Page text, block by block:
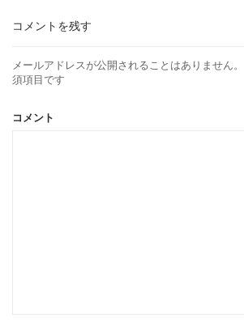
コメントを残す
メールアドレスが公開されることはありません。
須項目です
コメント